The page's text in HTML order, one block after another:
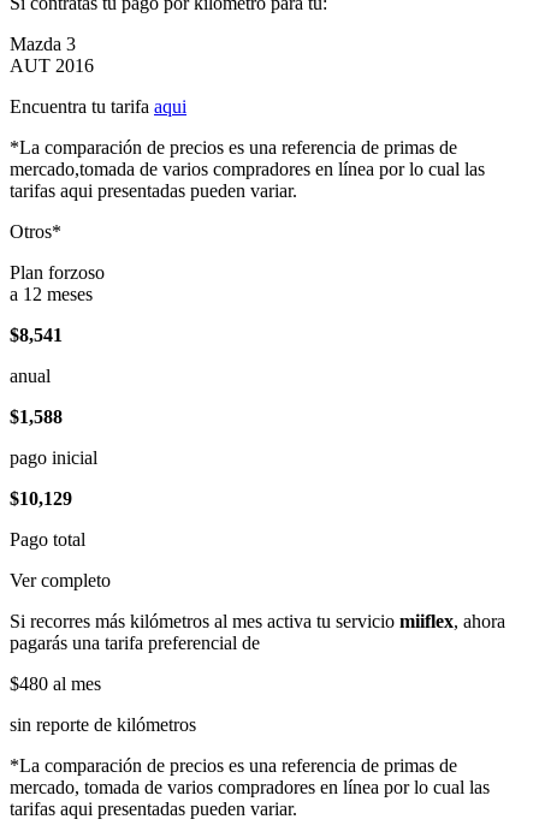
Mazda 3
AUT 2016
Encuentra tu tarifa aqui
*La comparación de precios es una referencia de primas de
mercado,tomada de varios compradores en línea por lo cual las
tarifas aqui presentadas pueden variar.
Otros*
Plan forzoso
a 12 meses
$8,541
anual
$1,588
pago inicial
$10,129
Pago total
Ver completo
Si recorres más kilómetros al mes activa tu servicio miiflex, ahora
pagarás una tarifa preferencial de
$480 al mes
sin reporte de kilómetros
*La comparación de precios es una referencia de primas de
mercado, tomada de varios compradores en línea por lo cual las
tarifas aqui presentadas pueden variar.